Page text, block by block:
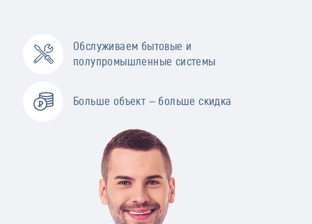
Обслуживаем бытовые и
полупромышленные системы
Больше объект — больше скидка